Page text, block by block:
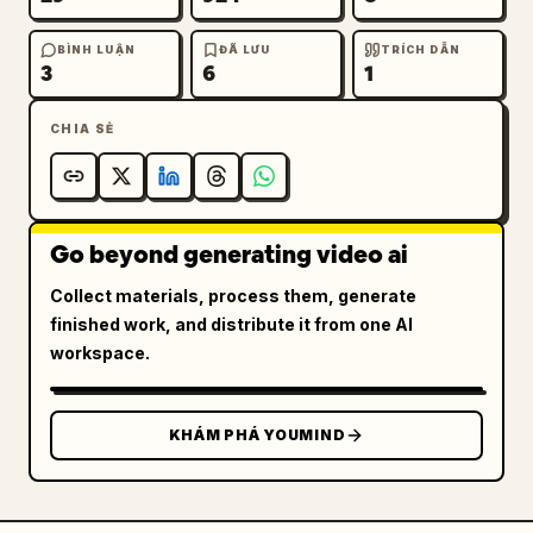
nước trong khi tiếng còi báo động từ xa vang
vọng phía sau. Nhạc dừng đột ngột.
BÌNH LUẬN
3
ĐÃ LƯU
6
TRÍCH DẪN
1
CHIA SẺ
Go beyond generating video ai
Collect materials, process them, generate
finished work, and distribute it from one AI
workspace.
KHÁM PHÁ YOUMIND